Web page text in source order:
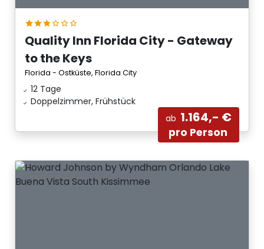
Quality Inn Florida City - Gateway
to the Keys
Florida - Ostküste, Florida City
12 Tage
Doppelzimmer, Frühstück
ab 1.164,- €
pro Person